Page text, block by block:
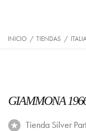
INICIO / TIENDAS /
GIAMMONA
Tienda Silver